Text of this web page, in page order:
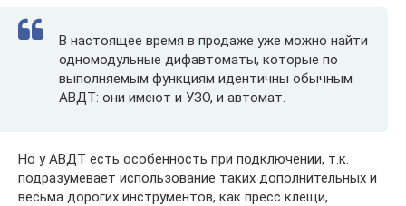
В настоящее время в продаже уже можно найти
одномодульные дифавтоматы, которые по
выполняемым функциям идентичны обычным
АВДТ: они имеют и УЗО, и автомат.
Но у АВДТ есть особенность при подключении, т.к.
подразумевает использование таких дополнительных и
весьма дорогих инструментов, как пресс клещи,